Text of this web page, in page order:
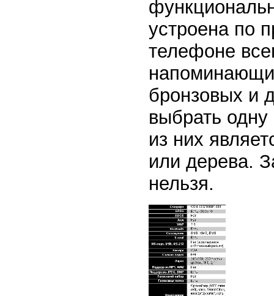
устроена по
телефоне
бронзовых и
выбрать
из них
или дерева.
нельзя.